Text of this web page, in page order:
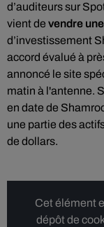
d’auditeurs sur
vient de vendre
d’investissement
accord évalué à
annoncé le site
matin à l'antenne.
en date de
une partie des
de dollars.
Cet élément
dépôt de